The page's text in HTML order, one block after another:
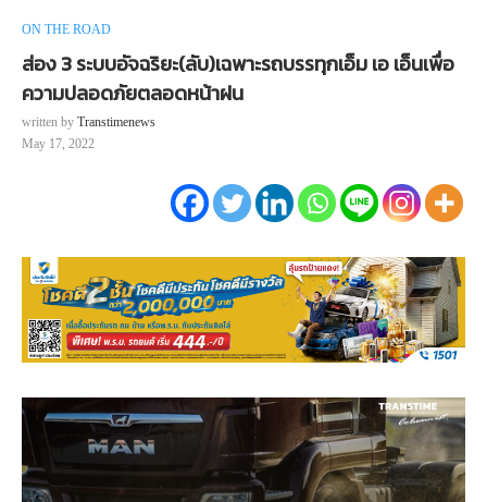
ON THE ROAD
ส่อง 3 ระบบอัจฉริยะ(ลับ)เฉพาะรถบรรทุกเอ็ม เอ เอ็นเพื่อ
ความปลอดภัยตลอดหน้าฝน
written by Transtimenews
May 17, 2022